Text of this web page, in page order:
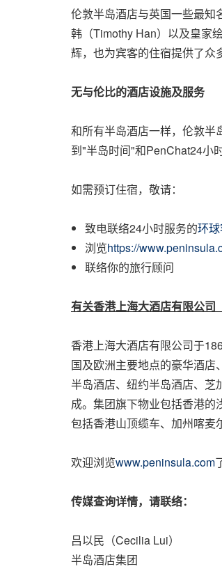
伦敦半岛酒店与英国一些最知
韩（Timothy Han）以及皇家
辉，也为宾客的住宿提供了众
无与伦比的酒店设施及服务
和所有半岛酒店一样，伦敦半
到"半岛时间"和PenChat24小
如需预订住宿，敬请：
致电联络24小时服务的环
浏览https://
联络你的旅行顾问
有关香港上海大酒店有限公司
香港上海大酒店有限公司于
国及欧洲主要地点的豪华酒
半岛酒店、纽约半岛酒店、芝
成。集团旗下物业包括香港
包括香港山顶缆车、加州喀麦
欢迎浏览www.peninsula.com
传媒查询详情，请联络：
吕以民（Cecilia Lui）
半岛酒店集团